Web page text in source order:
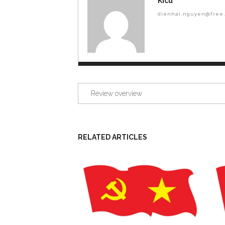
Review overview
RELATED ARTICLES